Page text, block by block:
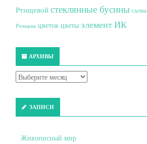
Ртищевой стеклянные бусины схема
Ртищева цветок цветы элемент ИК
АРХИВЫ
ЗАПИСИ
Живописный мир